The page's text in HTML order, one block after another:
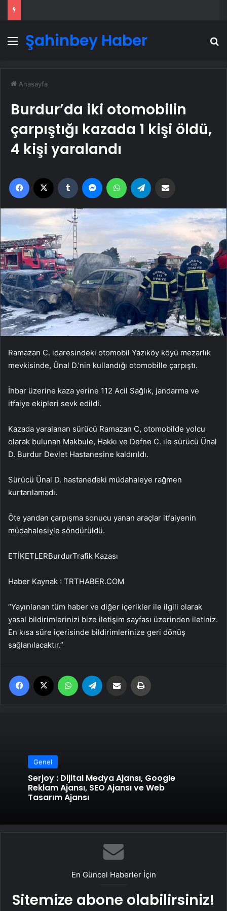
Menü
Şahinbey Haber
Anasayfa
Burdur’da iki otomobilin
çarpıştığı kazada 1 kişi öldü,
4 kişi yaralandı
Facebook Tumblr MessengerWhatsApp
Ramazan C. idaresindeki otomobil Yazıköy köyü mezarlık
mevkisinde, Ünal D.’nin kullandığı otomobille çarpıştı.
İhbar üzerine kaza yerine 112 Acil Sağlık, jandarma ve
itfaiye ekipleri sevk edildi.
Kazada yaralanan sürücü Ramazan C, otomobilde yolcu
olarak bulunan Makbule, Hakkı ve Defne C. ile sürücü Ünal
D. Burdur Devlet Hastanesine kaldırıldı.
Sürücü Ünal D. hastanedeki müdahaleye rağmen
kurtarılamadı.
Öte yandan çarpışma sonucu yanan araçlar itfaiyenin
müdahalesiyle söndürüldü.
ETİKETLERBurdurTrafik Kazası
Haber Kaynak : TRTHABER.COM
“Yayınlanan tüm haber ve diğer içerikler ile ilgili olarak
yasal bildirimlerinizi bize iletişim sayfası üzerinden iletiniz.
En kısa süre içerisinde bildirimlerinize geri dönüş
sağlanılacaktır.”
Facebook WhatsApp Email'den paylaş
Genel
Serjoy : Dijital Medya Ajansı, Google
Reklam Ajansı, SEO Ajansı ve Web
Tasarım Ajansı
En Güncel Haberler İçin
Sitemize abone olabilirsiniz!